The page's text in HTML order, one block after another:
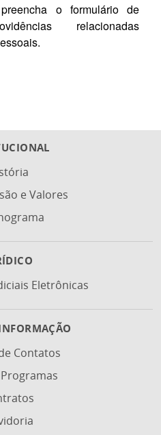
o formulário de
relacionadas
e Valores
Eletrônicas
Contatos